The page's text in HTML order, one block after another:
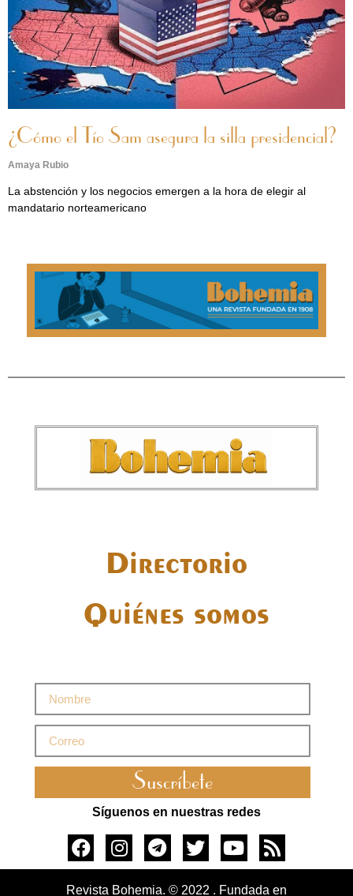
¿Cómo el Tío Sam asegura la silla presidencial?
Amaya Rubio
La abstención y los negocios emergen a la hora de elegir al
mandatario norteamericano
Directorio
Quiénes somos
Suscríbete
Síguenos en nuestras redes
Revista Bohemia. © 2022 . Fundada en